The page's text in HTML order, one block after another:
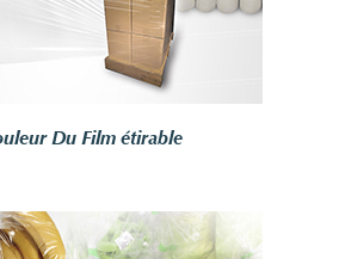
Du Film étirable